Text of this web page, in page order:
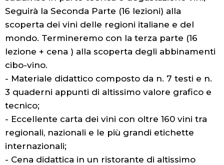
Seguirà la Seconda Parte (16 lezioni) alla
scoperta dei vini delle regioni italiane e del
mondo. Termineremo con la terza parte (16
lezione + cena ) alla scoperta degli abbinamenti
cibo-vino.
- Materiale didattico composto da n. 7 testi e n.
3 quaderni appunti di altissimo valore grafico e
tecnico;
- Eccellente carta dei vini con oltre 160 vini tra
regionali, nazionali e le più grandi etichette
internazionali;
- Cena didattica in un ristorante di altissimo